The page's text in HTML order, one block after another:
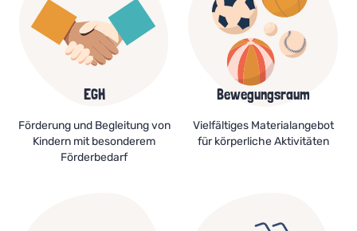
EGH
Förderung und Begleitung von
Kindern mit besonderem
Förderbedarf
Bewegungsraum
Vielfältiges Materialangebot
für körperliche Aktivitäten